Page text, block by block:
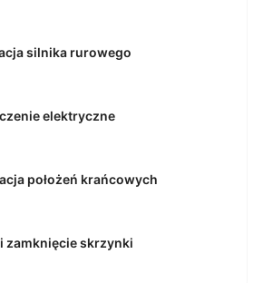
silnika rurowego
elektryczne
położeń krańcowych
zamknięcie skrzynki